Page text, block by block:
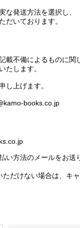
な発送方法を選択し、
だいております。
載不備によるものに関
たします。
し上げます。
books.co.jp
い方法のメールをお送
だけない場合は、キ